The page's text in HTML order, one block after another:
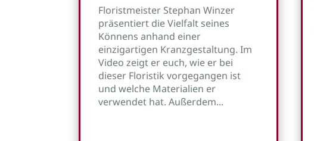
Floristmeister Stephan Winzer
präsentiert die Vielfalt seines
Könnens anhand einer
einzigartigen Kranzgestaltung. Im
Video zeigt er euch, wie er bei
dieser Floristik vorgegangen ist
und welche Materialien er
verwendet hat. Außerdem...